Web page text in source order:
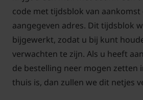
en kies dan de meest geschikte
zijn de takken beter te buigen en
aanbinden. Snoei het overige
paar knoppen.
code met tijdsblok van aankomst
aangegeven adres. Dit tijdsblok
bijgewerkt, zodat u bij kunt
verwachten te zijn. Als u heeft
de bestelling neer mogen zetten
thuis is, dan zullen we dit netjes